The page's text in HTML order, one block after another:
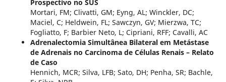
Prospectivo no SUS
Mortari, FM; Clivatti, GM; Eyng, AL; Winckler, DC;
Maciel, C; Heldwein, FL; Sawczyn, GV; Mierzwa, TC;
Fogliatto, F; Barbier Neto, L; Cipriani, RFF; Cavalli, AC
Adrenalectomia Simultânea Bilateral em Metástase
de Adrenais no Carcinoma de Células Renais – Relato
de Caso
Hennich, MCR; Silva, LFB; Sato, DH; Penha, SR; Bachle,